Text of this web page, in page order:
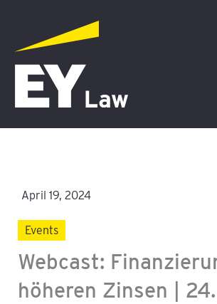
springen
April 19, 2024
Events
Webcast:
höheren Zinsen |